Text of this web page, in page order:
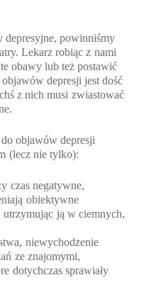
depresyjne, powinniśmy
Lekarz robiąc z nami
obawy lub też postawić
depresji jest dość
z nich musi zwiastować
objawów depresji
(lecz nie tylko):
czas negatywne,
obiektywne
utrzymując ją w ciemnych,
niewychodzenie
ze znajomymi,
dotychczas sprawiały